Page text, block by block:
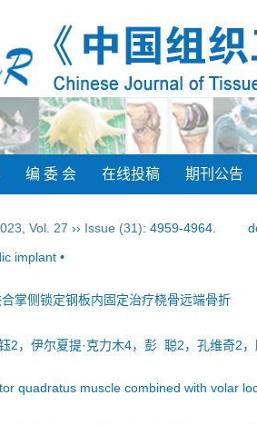
编 委 会 在线投稿 期刊公告
Vol. 27 ›› Issue (31): 4959-4964.
implant •
掌侧锁定钢板内固定治疗桡骨远端骨折
2，伊尔夏提·克力木4，彭 聪2，孔维奇
quadratus muscle combined with volar